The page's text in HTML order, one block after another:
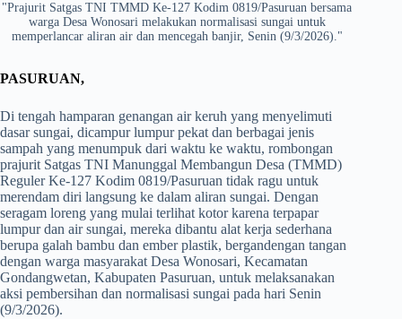
"Prajurit Satgas TNI TMMD Ke-127 Kodim 0819/Pasuruan bersama
warga Desa Wonosari melakukan normalisasi sungai untuk
memperlancar aliran air dan mencegah banjir, Senin (9/3/2026)."
PASURUAN,
Di tengah hamparan genangan air keruh yang menyelimuti
dasar sungai, dicampur lumpur pekat dan berbagai jenis
sampah yang menumpuk dari waktu ke waktu, rombongan
prajurit Satgas TNI Manunggal Membangun Desa (TMMD)
Reguler Ke-127 Kodim 0819/Pasuruan tidak ragu untuk
merendam diri langsung ke dalam aliran sungai. Dengan
seragam loreng yang mulai terlihat kotor karena terpapar
lumpur dan air sungai, mereka dibantu alat kerja sederhana
berupa galah bambu dan ember plastik, bergandengan tangan
dengan warga masyarakat Desa Wonosari, Kecamatan
Gondangwetan, Kabupaten Pasuruan, untuk melaksanakan
aksi pembersihan dan normalisasi sungai pada hari Senin
(9/3/2026).